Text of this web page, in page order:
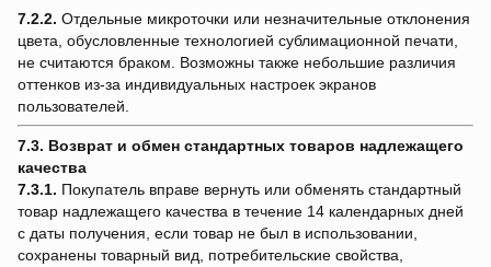
7.2.2. Отдельные микроточки или незначительные отклонения
цвета, обусловленные технологией сублимационной печати,
не считаются браком. Возможны также небольшие различия
оттенков из-за индивидуальных настроек экранов
пользователей.
7.3. Возврат и обмен стандартных товаров надлежащего
качества
7.3.1. Покупатель вправе вернуть или обменять стандартный
товар надлежащего качества в течение 14 календарных дней
с даты получения, если товар не был в использовании,
сохранены товарный вид, потребительские свойства,